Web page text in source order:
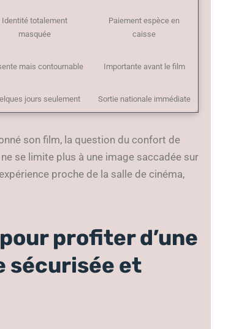
Identité totalement
masquée
Paiement espèce en
caisse
mais contournable Importante avant le film
jours seulement Sortie nationale immédiate
son film, la question du confort de
se limite plus à une image saccadée sur
proche de la salle de cinéma,
profiter d’une
sécurisée et